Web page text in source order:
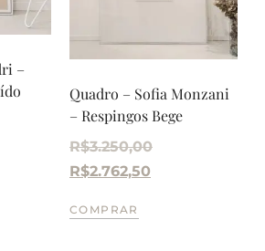
–
Quadro – Sofia Monzani
– Respingos Bege
R$3.250,00
R$2.762,50
COMPRAR